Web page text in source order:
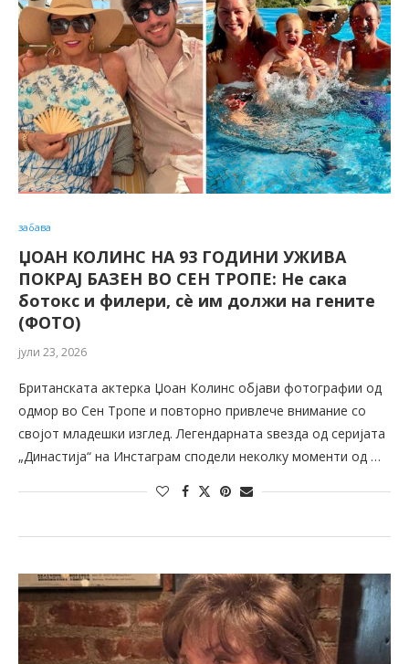
забава
ЏОАН КОЛИНС НА 93 ГОДИНИ УЖИВА
ПОКРАЈ БАЗЕН ВО СЕН ТРОПЕ: Не сака
ботокс и филери, сè им должи на гените
(ФОТО)
јули 23, 2026
Британската актерка Џоан Колинс објави фотографии од
одмор во Сен Тропе и повторно привлече внимание со
својот младешки изглед. Легендарната ѕвезда од серијата
„Династија“ на Инстаграм сподели неколку моменти од …